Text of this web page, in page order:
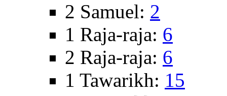
2 Samuel: 2
1 Raja-raja: 6
2 Raja-raja: 6
1 Tawarikh: 15